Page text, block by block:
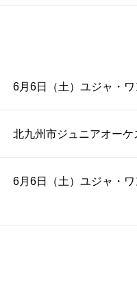
6月6日（土）ユジャ・
北九州市ジュニアオー
6月6日（土）ユジャ・